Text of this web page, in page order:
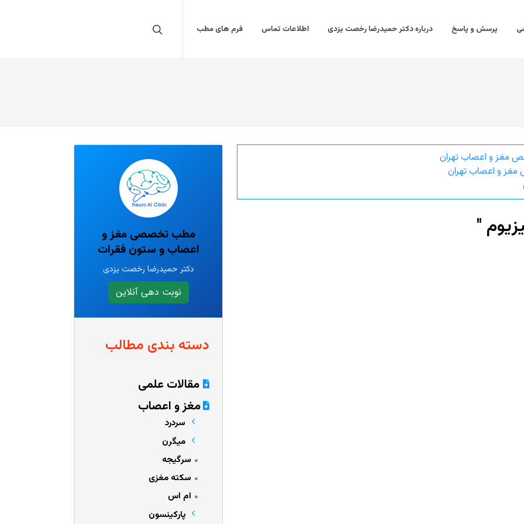
پرسش و پاسخ درباره دکتر حمیدرضا رخصت یزدی اطلاعات تماس فرم های مطب
مغز و اعصاب تهران
و اعصاب تهران
"
مطب تخصصی مغز و
اعصاب و ستون فقرات
دکتر حمیدرضا رخصت یزدی
نوبت دهی آنلاین
دسته بندی مطالب
مقالات علمی
مغز و اعصاب
سردرد
میگرن
سرگیجه
سکته مغزی
ام اس
پارکینسون